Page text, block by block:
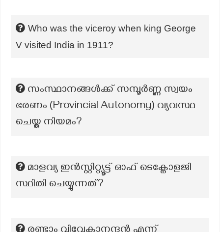
Who was the viceroy when king George
V visited India in 1911?
സംസ്ഥാനങ്ങൾക്ക് സമ്പൂർണ്ണ സ്വയം
ഭരണം (Provincial Autonomy) വ്യവസ്ഥ
ചെയ്ത നിയമം?
മാളവ്യ ഇൻസ്റ്റിറ്റ്യൂട്ട് ഓഫ് ടെക്നോളജി
സ്ഥിതി ചെയ്യുന്നത്?